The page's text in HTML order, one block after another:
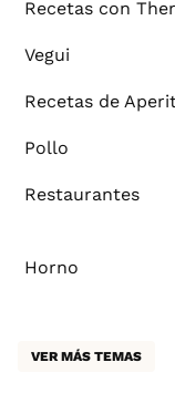
Recetas con
Vegui
Recetas de
Pollo
Restaurantes
Horno
VER MÁS TEMAS